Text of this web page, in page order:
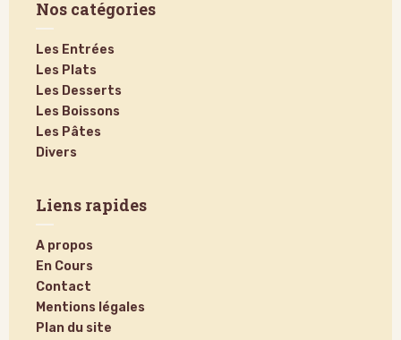
Nos catégories
Les Entrées
Les Plats
Les Desserts
Les Boissons
Les Pâtes
Divers
Liens rapides
A propos
En Cours
Contact
Mentions légales
Plan du site